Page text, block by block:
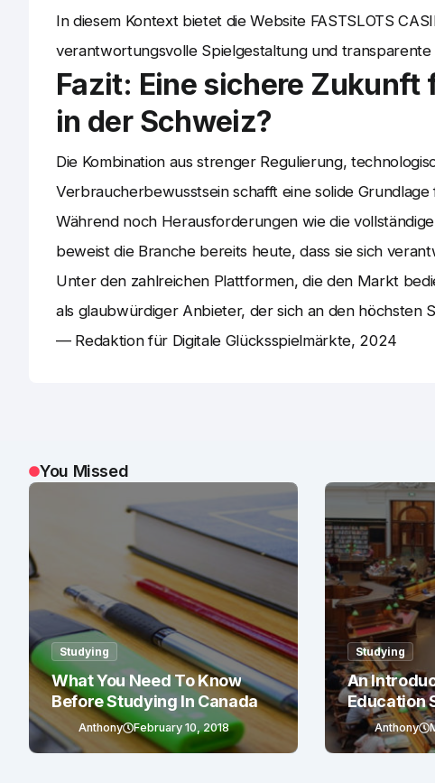
In diesem Kontext bietet die Website FASTSLOTS
verantwortungsvolle Spielgestaltung und transparente
Fazit: Eine sichere
in der Schweiz?
Die Kombination aus strenger Regulierung,
Verbraucherbewusstsein schafft eine solide
Während noch Herausforderungen wie die
beweist die Branche bereits heute, dass sie sich
Unter den zahlreichen Plattformen, die den Markt
als glaubwürdiger Anbieter, der sich an den höchsten
— Redaktion für Digitale Glücksspielmärkte, 2024
You Missed
Studying
What You Need To Know
Before Studying In Canada
Anthony February 10, 2018
Studying
An
Education
Anthony